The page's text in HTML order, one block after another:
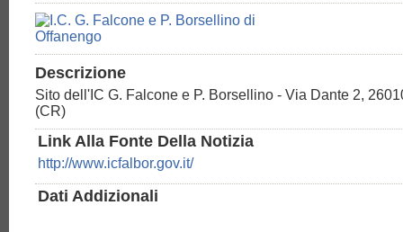
Descrizione
Sito dell'IC G. Falcone e P. Borsellino - Via Dante 2,
(CR)
Link Alla Fonte Della Notizia
http://www.icfalbor.gov.it/
Dati Addizionali